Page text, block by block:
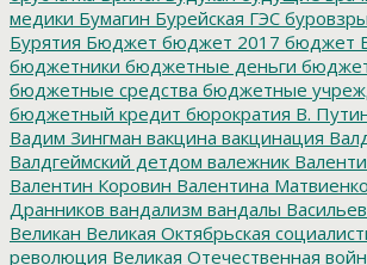
медики Бумагин Бурейская ГЭС
Бурятия Бюджет бюджет 2017 бюджет
бюджетники бюджетные деньги
бюджетные средства бюджетные
бюджетный кредит бюрократия В.
Вадим Зингман вакцина вакцинация
Валдгеймский детдом валежник
Валентин Коровин Валентина Матвиенко
Дранников вандализм вандалы
Великан Великая Октябрьская
революция Великая Отечественная